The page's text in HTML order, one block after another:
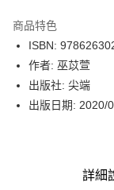
LINE Pay
Apple Pay
街口支付
商品特色
ISBN:
作者: 巫苡萱
出版社: 尖端
出版日期: 2020/
詳細